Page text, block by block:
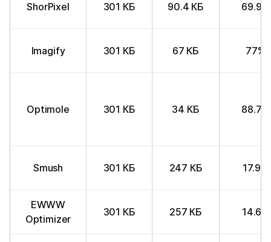
ShorPixel 301 КБ 90.4 КБ 69.9%
Imagify 301 КБ 67 КБ 77%
Optimole 301 КБ 34 КБ 88.7%
Smush 301 КБ 247 КБ 17.9%
EWWW
Optimizer
301 КБ 257 КБ 14.6%